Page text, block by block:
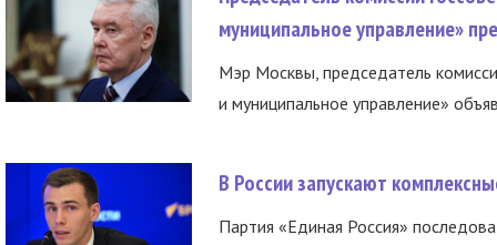
муниципальное управление»
Мэр Москвы, председатель
и муниципальное управление»
В России запускают
Партия «Единая Россия»